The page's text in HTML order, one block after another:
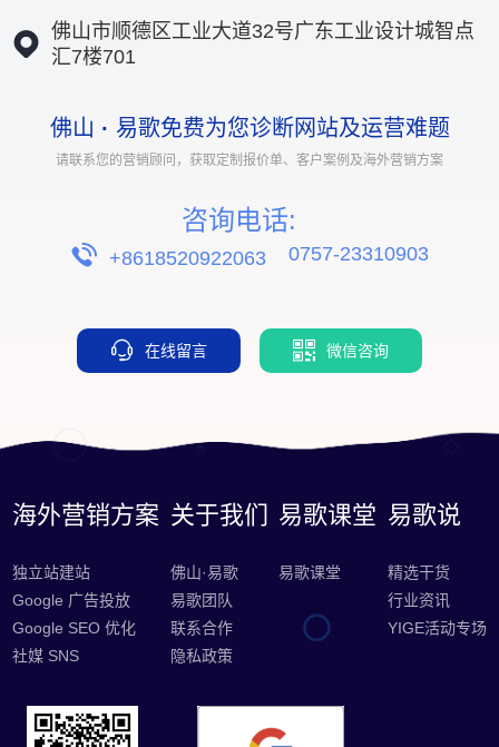
佛山市顺德区工业大道32号广东工业设计城智点
汇7楼701
佛山 · 易歌免费为您诊断网站及运营难题
请联系您的营销顾问，获取定制报价单、客户案例及海外营销方案
咨询电话:
+8618520922063 0757-23310903
在线留言 微信咨询
海外营销方案
独立站建站
Google 广告投放
Google SEO 优化
社媒 SNS
关于我们
佛山·易歌
易歌团队
联系合作
隐私政策
易歌课堂
易歌课堂
易歌说
精选干货
行业资讯
YIGE活动专场